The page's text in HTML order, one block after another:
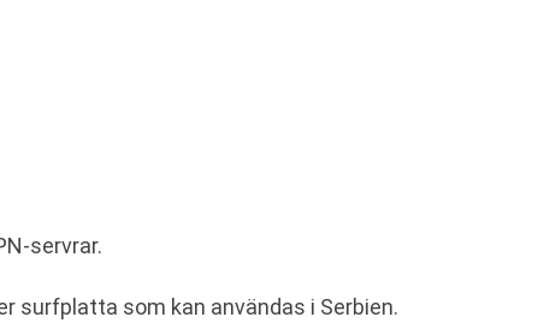
servrar.
surfplatta som kan användas i Serbien.